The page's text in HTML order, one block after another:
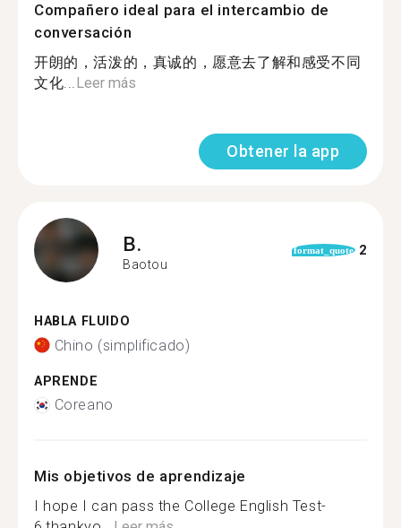
Compañero ideal para el intercambio de
conversación
开朗的，活泼的，真诚的，愿意去了解和感受不同
文化...Leer más
Obtener la app
B.
Baotou
format_quote 2
HABLA FLUIDO
Chino (simplificado)
APRENDE
Coreano
Mis objetivos de aprendizaje
I hope I can pass the College English Test-